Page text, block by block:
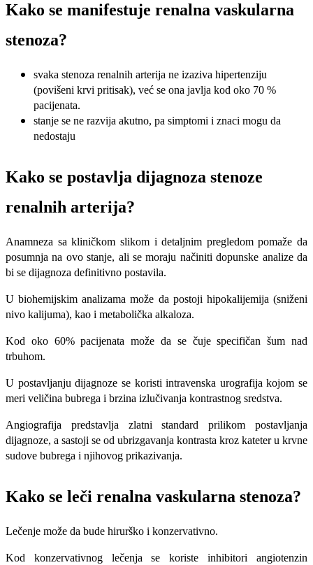
Kako se manifestuje renalna vaskularna
stenoza?
svaka stenoza renalnih arterija ne izaziva hipertenziju
(povišeni krvi pritisak), već se ona javlja kod oko 70 %
pacijenata.
stanje se ne razvija akutno, pa simptomi i znaci mogu da
nedostaju
Kako se postavlja dijagnoza stenoze
renalnih arterija?
Anamneza sa kliničkom slikom i detaljnim pregledom pomaže da
posumnja na ovo stanje, ali se moraju načiniti dopunske analize da
bi se dijagnoza definitivno postavila.
U biohemijskim analizama može da postoji hipokalijemija (sniženi
nivo kalijuma), kao i metabolička alkaloza.
Kod oko 60% pacijenata može da se čuje specifičan šum nad
trbuhom.
U postavljanju dijagnoze se koristi intravenska urografija kojom se
meri veličina bubrega i brzina izlučivanja kontrastnog sredstva.
Angiografija predstavlja zlatni standard prilikom postavljanja
dijagnoze, a sastoji se od ubrizgavanja kontrasta kroz kateter u krvne
sudove bubrega i njihovog prikazivanja.
Kako se leči renalna vaskularna stenoza?
Lečenje može da bude hirurško i konzervativno.
Kod konzervativnog lečenja se koriste inhibitori angiotenzin